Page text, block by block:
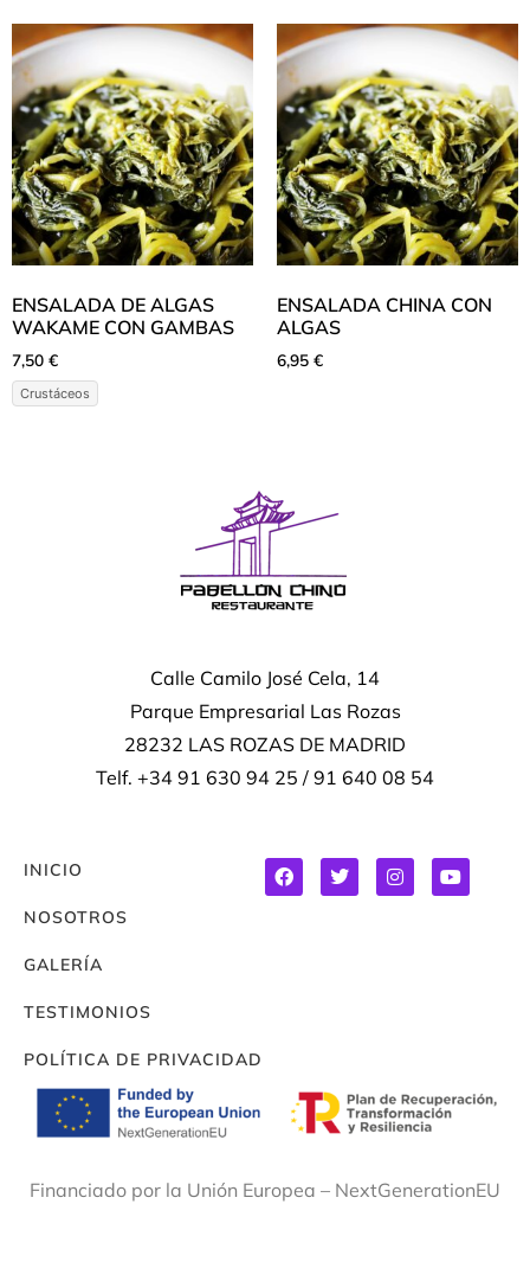
ENSALADA DE ALGAS
WAKAME CON GAMBAS
7,50 €
Crustáceos
ENSALADA CHINA CON
ALGAS
6,95 €
Calle Camilo José Cela, 14
Parque Empresarial Las Rozas
28232 LAS ROZAS DE MADRID
Telf. +34 91 630 94 25 / 91 640 08 54
INICIO
NOSOTROS
GALERÍA
TESTIMONIOS
POLÍTICA DE PRIVACIDAD
Financiado por la Unión Europea – NextGenerationEU